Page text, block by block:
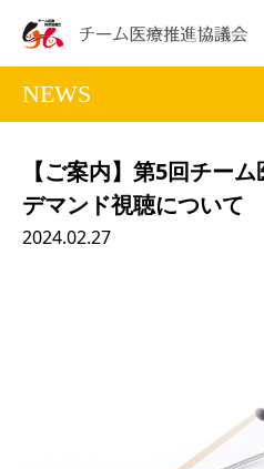
NEWS
【ご案内】第5回チー
デマンド視聴について
2024.02.27